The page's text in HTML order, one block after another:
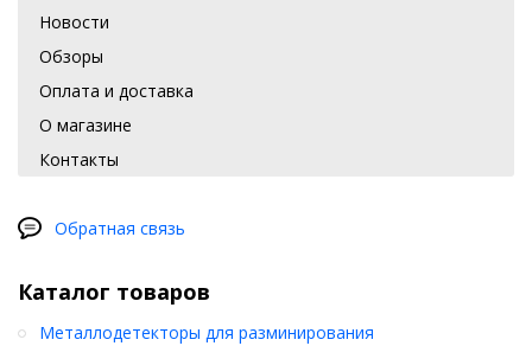
Новости
Обзоры
Оплата и доставка
О магазине
Контакты
Обратная связь
Каталог товаров
Металлодетекторы для разминирования